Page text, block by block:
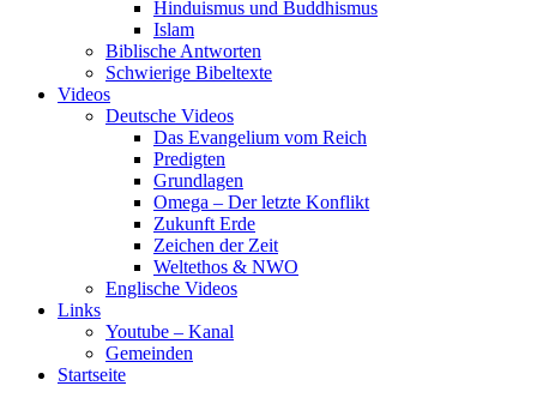
Hinduismus und Buddhismus
Islam
Biblische Antworten
Schwierige Bibeltexte
Videos
Deutsche Videos
Das Evangelium vom Reich
Predigten
Grundlagen
Omega – Der letzte Konflikt
Zukunft Erde
Zeichen der Zeit
Weltethos & NWO
Englische Videos
Links
Youtube – Kanal
Gemeinden
Startseite